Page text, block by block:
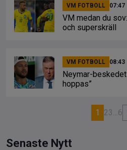
VM FOTBOLL 07:47
VM medan du
och superskräll
VM FOTBOLL 08:43
Neymar-
hoppas”
1 23…6
Senaste Nytt